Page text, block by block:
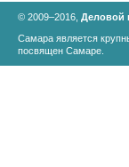
© 2009–2016, Деловой
Самара является
посвящен Самаре.